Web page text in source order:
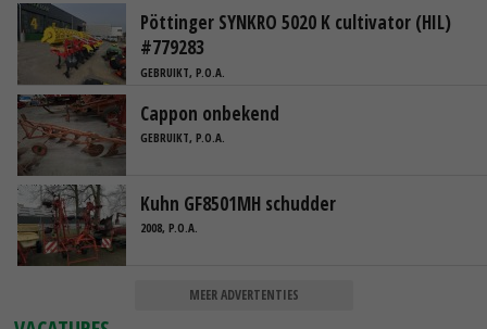
Pöttinger SYNKRO 5020 K cultivator (HIL)
#779283
GEBRUIKT, P.O.A.
Cappon onbekend
GEBRUIKT, P.O.A.
Kuhn GF8501MH schudder
2008, P.O.A.
MEER ADVERTENTIES